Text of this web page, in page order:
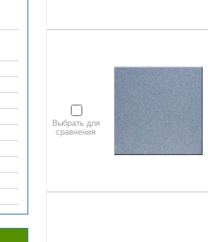
Выбрать для
сравнения